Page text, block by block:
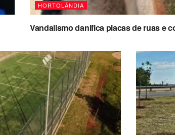
HORTOLÂNDIA
Vandalismo danifica placas de ruas e